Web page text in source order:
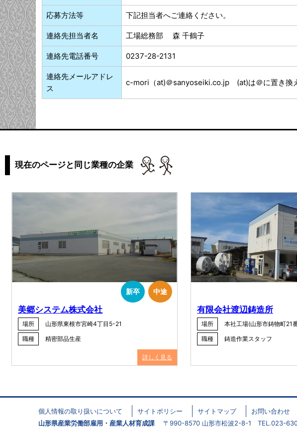
応募方法等 下記担当者へご連絡ください。
連絡先担当者名 工場総務部 森 千鶴子
連絡先電話番号 0237-28-2131
連絡先メールアドレ
ス
c-mori（at)＠sanyoseiki.co.jp (at)は＠に置き換え
現在のページと同じ業種の企業
新卒 中途
美郷システム株式会社
場所
山形県東根市宮崎4丁目5-21
職種
精密部品生産
詳しく見る
有限会社渡辺鋳造所
場所
本社工場(山形市鋳物町21
職種
鋳造作業スタッフ
個人情報の取り扱いについて サイトポリシー サイトマップ
お問い合わせ
山形県産業労働部雇用・産業人材育成課 〒990-8570 山形市松波2-8-1 TEL.023-